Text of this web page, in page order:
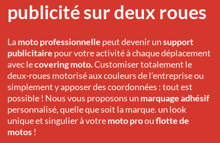
publicité sur deux roues
La moto professionnelle peut devenir unsupport
publicitaire pour votre activité à chaque déplacement
avec lecovering moto.Customiser totalement le
deux-roues motorisé aux couleurs de l’entreprise ou
simplement y apposer des coordonnées : tout est
possible ! Nous vous proposons un marquage adhésif
personnalisé, quelle que soit la marque. un look
unique et singulier à votremoto proouflotte de
motos !